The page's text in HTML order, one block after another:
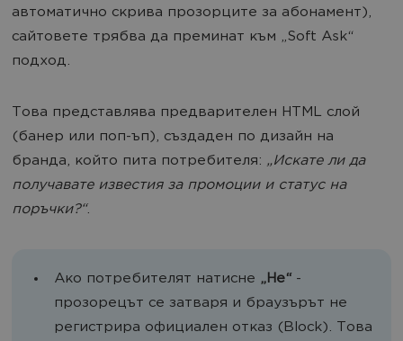
автоматично скрива прозорците за абонамент),
сайтовете трябва да преминат към „Soft Ask“
подход.
Това представлява предварителен HTML слой
(банер или поп-ъп), създаден по дизайн на
бранда, който пита потребителя: „Искате ли да
получавате известия за промоции и статус на
поръчки?“.
Ако потребителят натисне „Не“ -
прозорецът се затваря и браузърът не
регистрира официален отказ (Block). Това